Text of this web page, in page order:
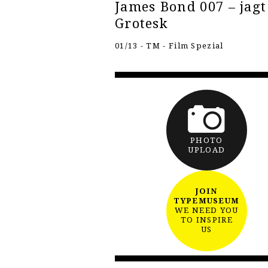
James Bond 007 –
Grotesk
01/13 - TM - Film Spezial
PHOTO
UPLOAD
JOIN
TYPEMUSEUM
WE NEED YOU
TO INSPIRE
US